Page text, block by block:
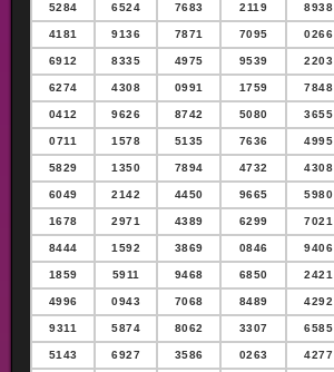
5284 6524 7683 2119 8938
4181 9136 7871 7095 0266
6912 8335 4975 9539 2203
6274 4308 0991 1759 7848
0412 9626 8742 5080 3655
0711 1578 5135 7636 4995
5829 1350 7894 4732 4308
6049 2142 4450 9665 5980
1678 2971 4389 6299 7021
8444 1592 3869 0846 9406
1859 5911 9468 6850 2421
4996 0943 7068 8489 4292
9311 5874 8062 3307 6585
5143 6927 3586 0263 4277